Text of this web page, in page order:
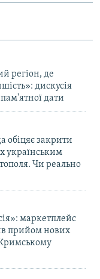
регіон, де
дискусія
дати
обіцяє закрити
українським
Чи реально
маркетплейс
прийом нових